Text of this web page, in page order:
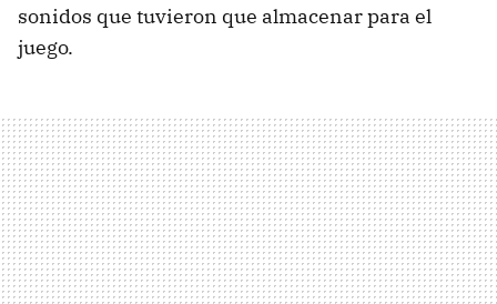
sonidos que tuvieron que almacenar para el
juego.